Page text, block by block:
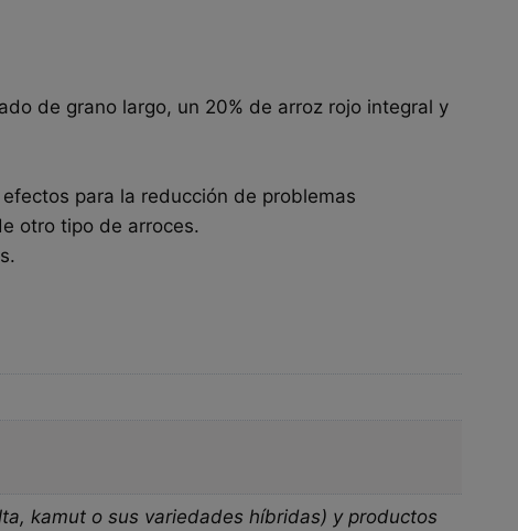
de grano largo, un 20% de arroz rojo integral y
para la reducción de problemas
otro tipo de arroces.
kamut o sus variedades híbridas) y productos